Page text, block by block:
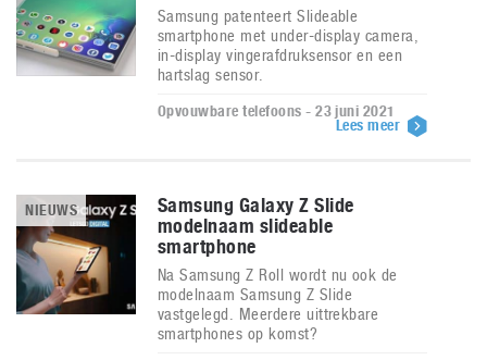
Samsung patenteert Slideable
smartphone met under-display camera,
in-display vingerafdruksensor en een
hartslag sensor.
Opvouwbare telefoons - 23 juni 2021
Lees meer
NIEUWS
Samsung Galaxy Z Slide
modelnaam slideable
smartphone
Na Samsung Z Roll wordt nu ook de
modelnaam Samsung Z Slide
vastgelegd. Meerdere uittrekbare
smartphones op komst?